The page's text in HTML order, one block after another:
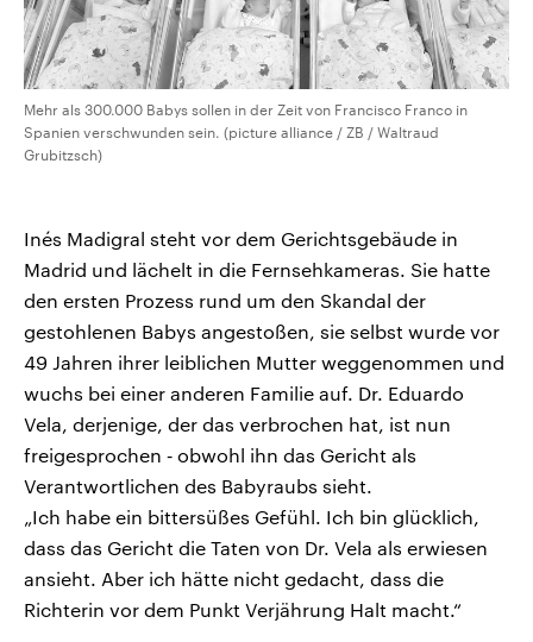
Mehr als 300.000 Babys sollen in der Zeit von Francisco Franco in
Spanien verschwunden sein. (picture alliance / ZB / Waltraud
Grubitzsch)
Inés Madigral steht vor dem Gerichtsgebäude in
Madrid und lächelt in die Fernsehkameras. Sie hatte
den ersten Prozess rund um den Skandal der
gestohlenen Babys angestoßen, sie selbst wurde vor
49 Jahren ihrer leiblichen Mutter weggenommen und
wuchs bei einer anderen Familie auf. Dr. Eduardo
Vela, derjenige, der das verbrochen hat, ist nun
freigesprochen ‑ obwohl ihn das Gericht als
Verantwortlichen des Babyraubs sieht.
„Ich habe ein bittersüßes Gefühl. Ich bin glücklich,
dass das Gericht die Taten von Dr. Vela als erwiesen
ansieht. Aber ich hätte nicht gedacht, dass die
Richterin vor dem Punkt Verjährung Halt macht.“